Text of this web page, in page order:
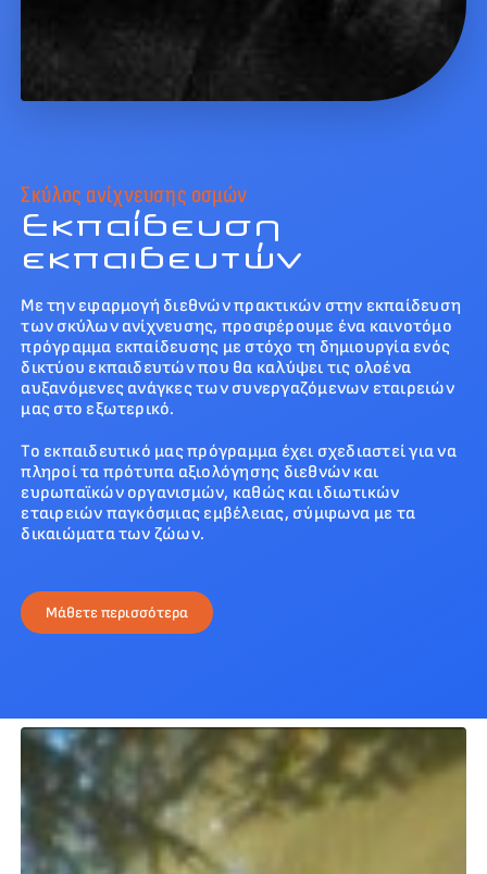
Σκύλος ανίχνευσης οσμών
Εκπαίδευση
εκπαιδευτών
Με την εφαρμογή διεθνών πρακτικών στην εκπαίδευση
των σκύλων ανίχνευσης, προσφέρουμε ένα καινοτόμο
πρόγραμμα εκπαίδευσης με στόχο τη δημιουργία ενός
δικτύου εκπαιδευτών που θα καλύψει τις ολοένα
αυξανόμενες ανάγκες των συνεργαζόμενων εταιρειών
μας στο εξωτερικό.
Το εκπαιδευτικό μας πρόγραμμα έχει σχεδιαστεί για να
πληροί τα πρότυπα αξιολόγησης διεθνών και
ευρωπαϊκών οργανισμών, καθώς και ιδιωτικών
εταιρειών παγκόσμιας εμβέλειας, σύμφωνα με τα
δικαιώματα των ζώων.
Μάθετε περισσότερα